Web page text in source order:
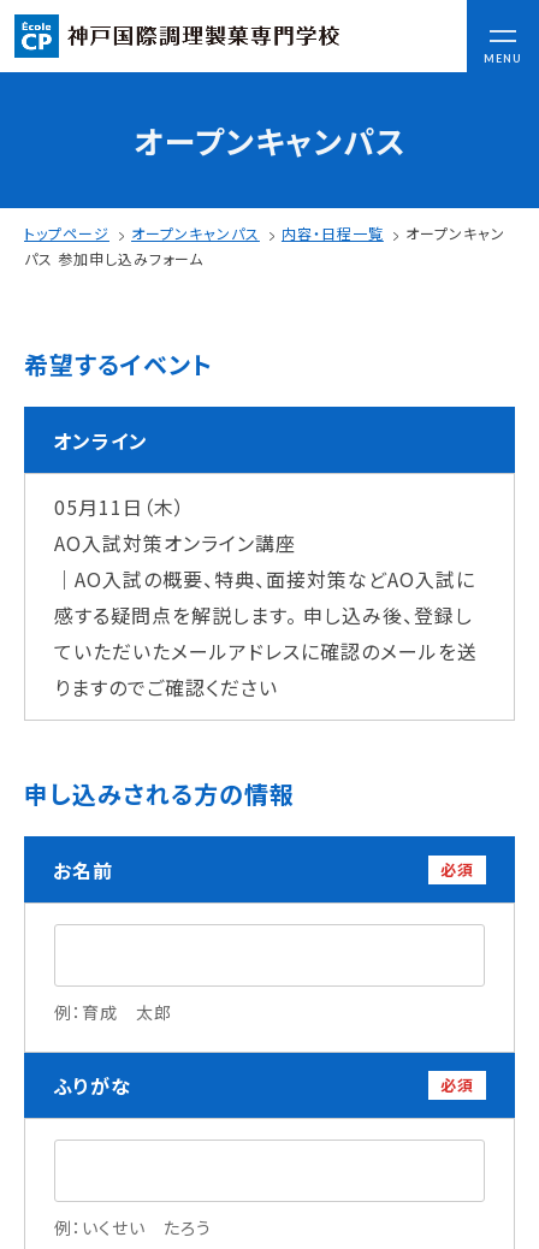
MENU
CLOSE
ここから始まる私の未来
日本全国から集まる学生たち
AO入試
指定校推薦入試
一般入試
学校案内
学校法人 育成学園の歩み
理事長メッセージ
学費・奨学金
本校独自の学費サポート制度
学科紹介
調理学科
製菓学科
資格について
内定者VOICE
活躍する卒業生
オープンキャンパス
トップページ オープンキャンパス 内容・日程一覧
オープンキャン
パス 参加申し込みフォーム
希望するイベント
オンライン
05月11日（木）
AO入試対策オンライン講座
｜AO入試の概要、特典、面接対策などAO入試に
感する疑問点を解説します。 申し込み後、登録し
ていただいたメールアドレスに確認のメールを送
りますのでご確認ください
申し込みされる方の情報
お名前 必須
例：育成 太郎
ふりがな 必須
例：いくせい たろう